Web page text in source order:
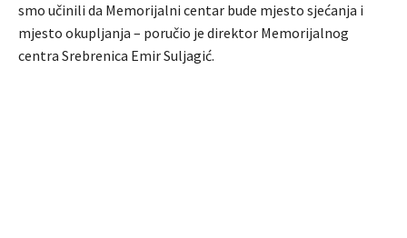
smo učinili da Memorijalni centar bude mjesto sjećanja i
mjesto okupljanja – poručio je direktor Memorijalnog
centra Srebrenica Emir Suljagić.